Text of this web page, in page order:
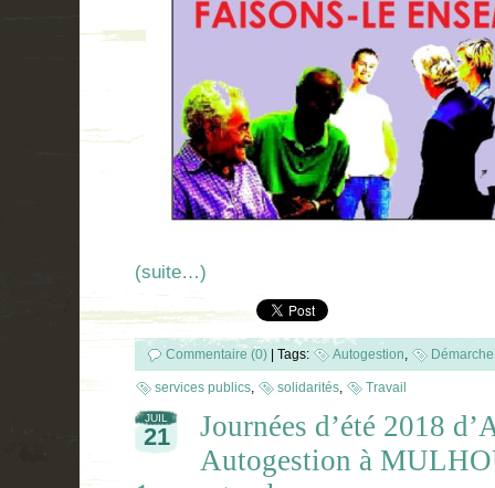
(suite…)
Commentaire (0) | Tags: Autogestion
services publics solidarités Travail
JUIL
21
Journées d’été 2018
Autogestion à